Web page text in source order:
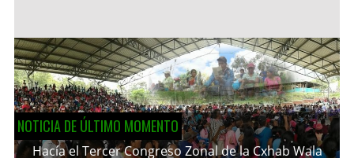
NOTICIA DE ÚLTIMO MOMENTO
Hacía el Tercer Congreso Zonal de la Cxhab Wala